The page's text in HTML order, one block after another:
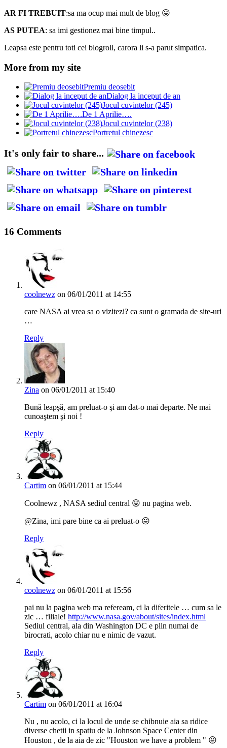
AR FI TREBUIT:sa ma ocup mai mult de blog 😛
AS PUTEA: sa imi gestionez mai bine timpul..
Leapsa este pentru toti cei blogroll, carora li s-a parut simpatica.
More from my site
Premiu deosebit
Dialog la inceput de an
Jocul cuvintelor (245)
De 1 Aprilie….
Jocul cuvintelor (238)
Portretul chinezesc
It's only fair to share...
16 Comments
coolnewz on 06/01/2011 at 14:55
care NASA ai vrea sa o vizitezi? ca sunt o gramada de site-uri
…
Reply
Zina on 06/01/2011 at 15:40
Bună leapşă, am preluat-o şi am dat-o mai departe. Ne mai
cunoaştem şi noi !
Reply
Cartim on 06/01/2011 at 15:44
Coolnewz , NASA sediul central 😛 nu pagina web.
@Zina, imi pare bine ca ai preluat-o 😛
Reply
coolnewz on 06/01/2011 at 15:56
pai nu la pagina web ma refeream, ci la diferitele … cum sa le
zic … filiale! http://www.nasa.gov/about/sites/index.html
Sediul central, ala din Washington DC e plin numai de
birocrati, acolo chiar nu e nimic de vazut.
Reply
Cartim on 06/01/2011 at 16:04
Nu , nu acolo, ci la locul de unde se chibnuie aia sa ridice
diverse chetii in spatiu de la Johnson Space Center din
Houston , de la aia de zic "Houston we have a problem " 😛